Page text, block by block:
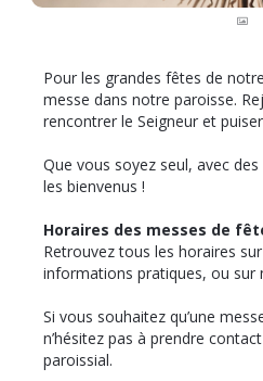
Pour les grandes fêtes de
messe dans notre paroisse.
rencontrer le Seigneur et
Que vous soyez seul, avec
les bienvenus !
Horaires des messes de
Retrouvez tous les horaires
informations pratiques, ou sur
Si vous souhaitez qu’une
n’hésitez pas à prendre
paroissial.